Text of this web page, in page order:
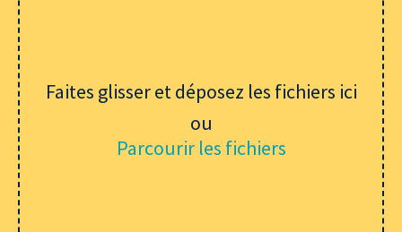
Faites glisser et déposez les fichiers ici
ou
Parcourir les fichiers